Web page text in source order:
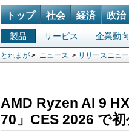
トップ 社会 経済 政治
製品 サービス 企業動向
とれまが > ニュース > リリースニュ
AMD Ryzen AI 9
70」CES 2026 で初